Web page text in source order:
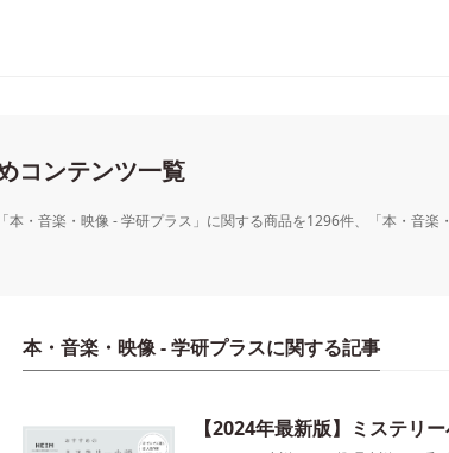
コンテンツ一覧
・音楽・映像 - 学研プラス」に関する商品を1296件、「本・音
本・音楽・映像 - 学研プラスに関する記事
【2024年最新版】ミステリ